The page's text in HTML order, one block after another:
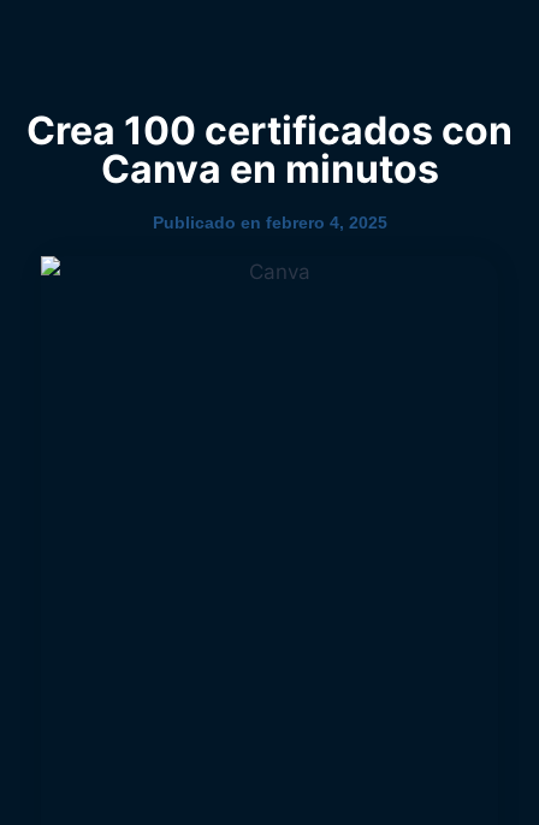
Crea 100 certificados con
Canva en minutos
Publicado en febrero 4, 2025